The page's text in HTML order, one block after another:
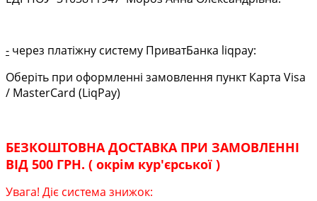
- через платіжну систему ПриватБанка liqpay:
Оберіть при оформленні замовлення пункт Карта Visa
/ MasterCard (LiqPay)
БЕЗКОШТОВНА ДОСТАВКА ПРИ ЗАМОВЛЕННІ
ВІД 500 ГРН. ( окрім кур'єрської )
Увага! Діє система знижок: